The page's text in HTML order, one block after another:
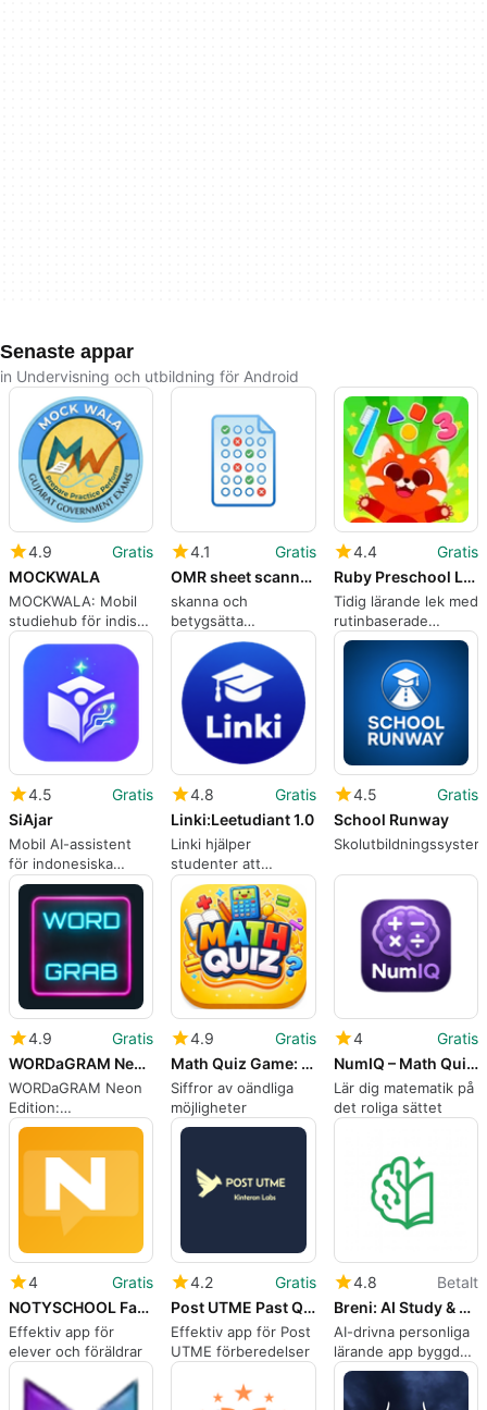
Senaste appar
in Undervisning och utbildning för Android
4.9
Gratis
MOCKWALA
MOCKWALA: Mobil
studiehub för indiska
aspiranter till
konkurrensprov
4.1
Gratis
OMR sheet scanner and grader
skanna och
betygsätta
flervalsprov med din
android
4.4
Gratis
Ruby Preschool Learning Games
Tidig lärande lek med
rutinbaserade
minispel för småbarn
4.5
Gratis
SiAjar
Mobil AI-assistent
för indonesiska
lärares lektioner och
administrativa
dokument
4.8
Gratis
Linki:Leetudiant 1.0
Linki hjälper
studenter att
hantera visum,
ekonomi och
ankomstlogistik
utomlands
4.5
Gratis
School Runway
4.9
Gratis
WORDaGRAM Neon Edition
WORDaGRAM Neon
Edition:
Arkadvokabulärövning
4.9
Gratis
Math Quiz Game: Brain Training
Siffror av oändliga
möjligheter
4
Gratis
NumIQ – Math Quiz Game
Lär dig matematik på
det roliga sättet
4
Gratis
NOTYSCHOOL Family
Effektiv app för
elever och föräldrar
4.2
Gratis
Post UTME Past Questions 2026
Effektiv app för Post
UTME förberedelser
4.8
Betalt
Breni: AI Study & Flashcards
AI-drivna personliga
lärande app byggd
på vetenskapen om
hur hjärnan lär sig